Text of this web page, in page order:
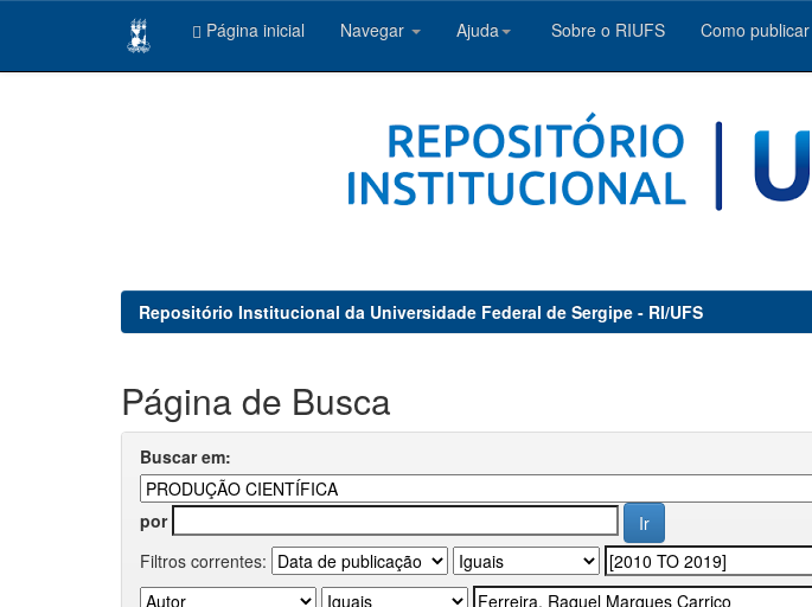
Página inicial Navegar Ajuda Sobre o RIUFS Como publicar
Repositório Institucional da Universidade Federal de Sergipe - RI/UFS
Página de Busca
Buscar em:
por
Filtros correntes: